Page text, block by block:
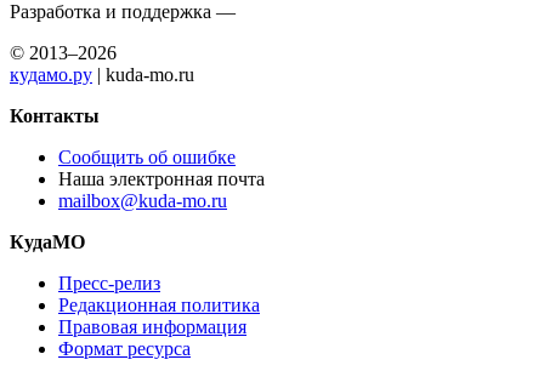
Разработка и поддержка —
© 2013–2026
кудамо.ру | kuda-mo.ru
Контакты
Сообщить об ошибке
Наша электронная почта
mailbox@kuda-mo.ru
КудаМО
Пресс-релиз
Редакционная политика
Правовая информация
Формат ресурса